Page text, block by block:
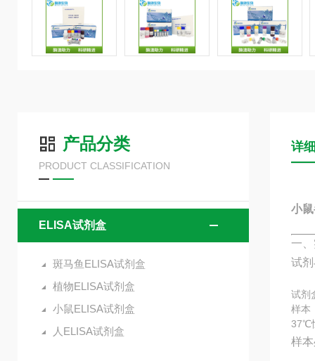
产品分类
PRODUCT CLASSIFICATION
ELISA试剂盒
斑马鱼ELISA试剂盒
植物ELISA试剂盒
小鼠ELISA试剂盒
人ELISA试剂盒
详
小
一
试
试剂
样本
37℃
样